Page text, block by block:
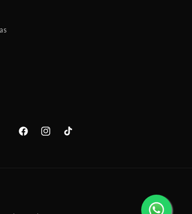
FacebookInstagramTikTok